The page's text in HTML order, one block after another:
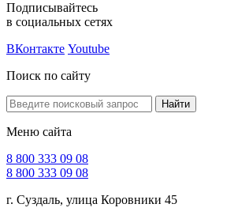
Подписывайтесь
в социальных сетях
ВКонтакте Youtube
Поиск по сайту
Найти
Меню сайта
8 800 333 09 08
8 800 333 09 08
г. Суздаль, улица Коровники 45